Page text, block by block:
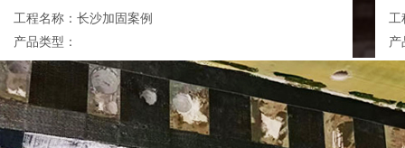
工程名称：长沙加固案例
产品类型：
工
产